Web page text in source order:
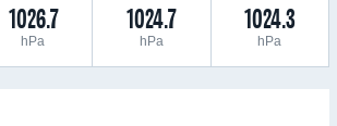
1026.7
hPa
1024.7
hPa
1024.3
hPa